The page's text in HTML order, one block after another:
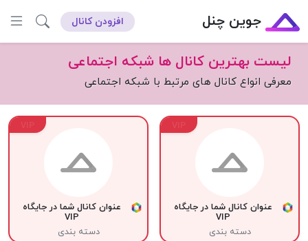
جوین چنل افزودن کانال
لیست بهترین کانال ها شبکه اجتماعی
معرفی انواع کانال های مرتبط با شبکه اجتماعی
عنوان کانال شما در جایگاه
VIP
دسته بندی
عنوان کانال شما در جایگاه
VIP
دسته بندی